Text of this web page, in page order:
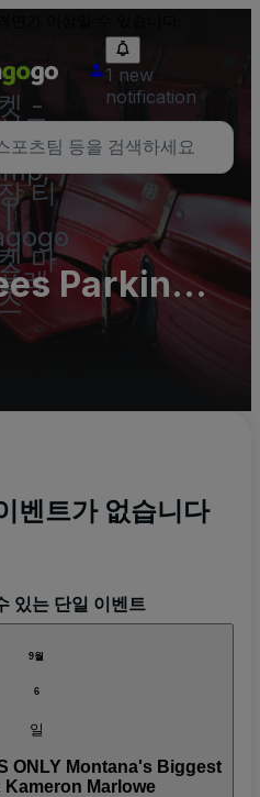
-
트,
츠
티
|
마
레
1 new
notification
Parking
벤트가 없습니다
있는 단일 이벤트
9월
6
일
ONLY Montana's Biggest
Kameron Marlowe